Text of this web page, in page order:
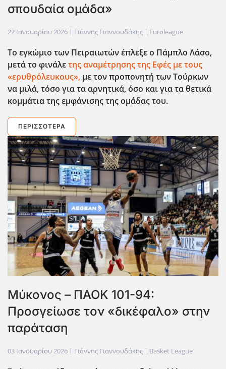
σπουδαία ομάδα»
22 Ιανουαρίου 2026 | Γιάννης Γιαννουδάκης | Euroleague
Το εγκώμιο των Πειραιωτών έπλεξε ο Πάμπλο Λάσο,
μετά το φινάλετης αναμέτρησης της Εφές με τους
«ερυθρόλευκους», με τον προπονητή των Τούρκων
να μιλά, τόσο για τα αρνητικά, όσο και για τα θετικά
κομμάτια της εμφάνισης της ομάδας του.
ΠΕΡΙΣΣΌΤΕΡΑ
Μύκονος – ΠΑΟΚ 101-94:
Προσγείωσε τον «δικέφαλο» στην
παράταση
03 Ιανουαρίου 2026 | Γιάννης Γιαννουδάκης | Basket League